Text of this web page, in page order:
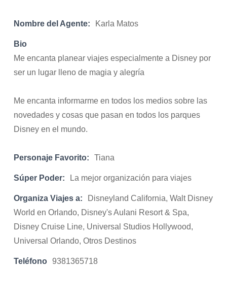
Nombre del Agente: Karla Matos
Bio
Me encanta planear viajes especialmente a Disney por
ser un lugar lleno de magia y alegría
Me encanta informarme en todos los medios sobre las
novedades y cosas que pasan en todos los parques
Disney en el mundo.
Personaje Favorito: Tiana
Súper Poder: La mejor organización para viajes
Organiza Viajes a:
Disneyland California, Walt Disney
World en Orlando, Disney's Aulani Resort & Spa,
Disney Cruise Line, Universal Studios Hollywood,
Universal Orlando, Otros Destinos
Teléfono 9381365718